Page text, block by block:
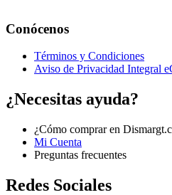
Conócenos
Términos y Condiciones
Aviso de Privacidad Integral
¿Necesitas ayuda?
¿Cómo comprar en
Mi Cuenta
Preguntas frecuentes
Redes Sociales